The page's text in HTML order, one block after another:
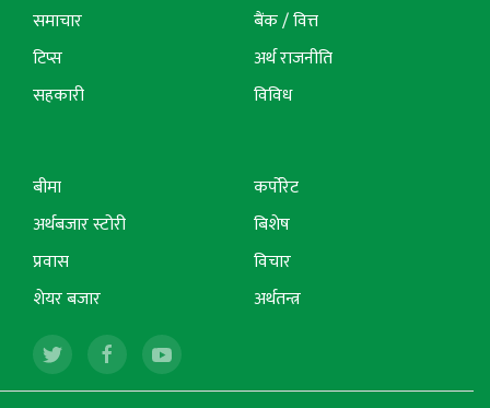
समाचार
टिप्स
सहकारी
बैंक / वित्त
अर्थ राजनीति
विविध
बीमा
अर्थबजार स्टोरी
प्रवास
शेयर बजार
कर्पोरेट
बिशेष
विचार
अर्थतन्त्र